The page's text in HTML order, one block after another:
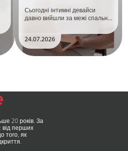
Сьогодні інтимні девайси
давно вийшли за межі спальні.
безшумні моторчики та
стильний дизайн перетворили
їх на гаджет, який багато хто
використовує, тестує у
24.07.2026
20 років. За
від перших
того, як